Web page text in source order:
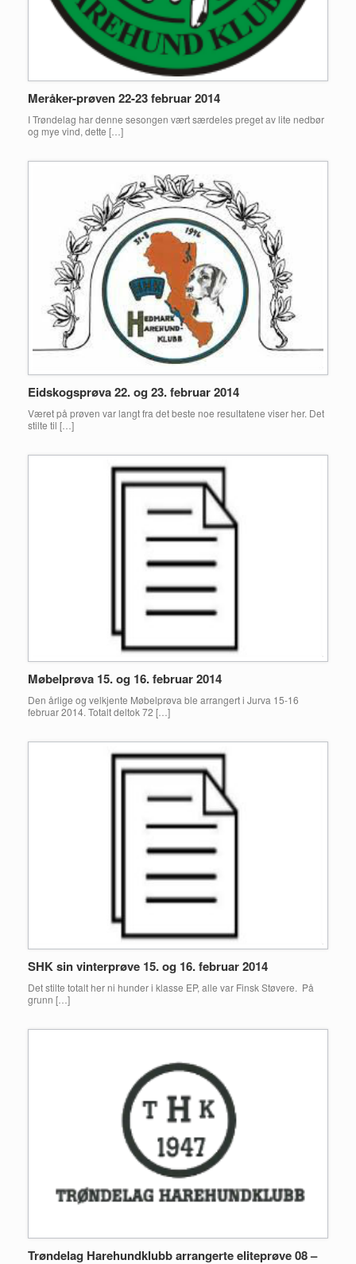
Meråker-prøven 22-23 februar 2014
I Trøndelag har denne sesongen vært særdeles preget av lite nedbør
og mye vind, dette […]
Eidskogsprøva 22. og 23. februar 2014
Været på prøven var langt fra det beste noe resultatene viser her. Det
stilte til […]
Møbelprøva 15. og 16. februar 2014
Den årlige og velkjente Møbelprøva ble arrangert i Jurva 15-16
februar 2014. Totalt deltok 72 […]
SHK sin vinterprøve 15. og 16. februar 2014
Det stilte totalt her ni hunder i klasse EP, alle var Finsk Støvere. På
grunn […]
Trøndelag Harehundklubb arrangerte eliteprøve 08 –